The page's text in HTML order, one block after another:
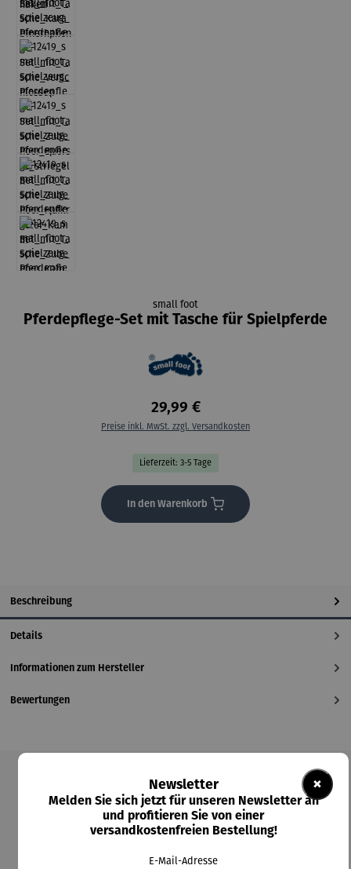
small foot
Pferdepflege-Set mit Tasche für Spielpferde
29,99 €
Preise inkl. MwSt. zzgl. Versandkosten
Lieferzeit: 3-5 Tage
In den Warenkorb
Beschreibung
Details
Informationen zum Hersteller
Bewertungen
Produktgalerie überspringen
Kunden kauften auch
×
Newsletter
Melden Sie sich jetzt für unseren Newsletter an
und profitieren Sie von einer
versandkostenfreien Bestellung!
E-Mail-Adresse